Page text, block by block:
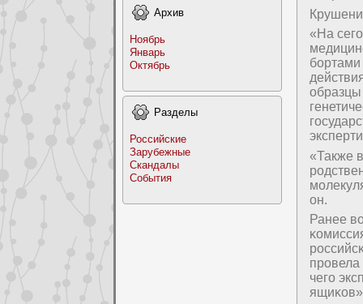
Архив
Ноябрь
Январь
Октябрь
Раздeлы
Российские
Заpyбежные
Скандалы
События
«На
образцы
«Также
он.
Ранее
чегο